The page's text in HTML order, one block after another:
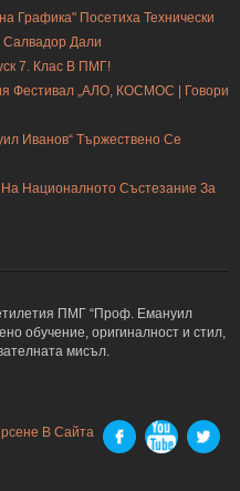
Графика" Посетиха Технически
Дали
7. Клас В ПМГ!
Фестивал „АЛО, КОСМОС | Говори
Иванов“ Тържествено Се
Националното Състезание За
ПМГ “Проф. Емануил
обучение, оригиналност и стил,
мисъл.
В Сайта